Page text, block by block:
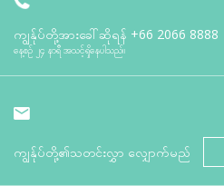
ကျွန်ုပ်တို့အားခေါ်ဆိုရန် +66 2066 8888
နေ့စဉ် ၂၄ နာရီ အသင့်ရှိနေပါသည်။
ကျွန်ုပ်တို့၏သတင်းလွှာ လျှောက်မည်